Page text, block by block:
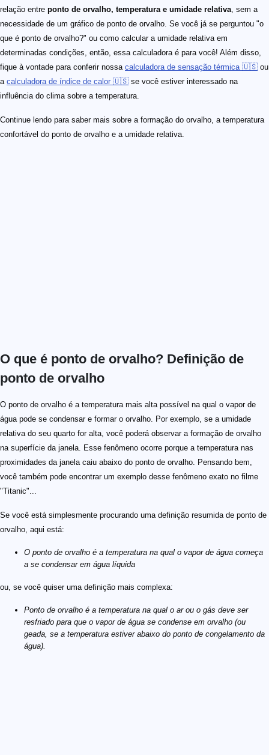
relação entre ponto de orvalho, temperatura e umidade relativa , sem a
necessidade de um gráfico de ponto de orvalho. Se você já se perguntou "o
que é ponto de orvalho?" ou como calcular a umidade relativa em
determinadas condições, então, essa calculadora é para você! Além disso,
fique à vontade para conferir nossa calculadora de sensação térmica 🇺🇸ou
a calculadora de índice de calor 🇺🇸se você estiver interessado na
influência do clima sobre a temperatura.
Continue lendo para saber mais sobre a formação do orvalho, a temperatura
confortável do ponto de orvalho e a umidade relativa.
O que é ponto de orvalho? Definição de
ponto de orvalho
O ponto de orvalho é a temperatura mais alta possível na qual o vapor de
água pode se condensar e formar o orvalho. Por exemplo, se a umidade
relativa do seu quarto for alta, você poderá observar a formação de orvalho
na superfície da janela. Esse fenômeno ocorre porque a temperatura nas
proximidades da janela caiu abaixo do ponto de orvalho. Pensando bem,
você também pode encontrar um exemplo desse fenômeno exato no filme
"Titanic"...
Se você está simplesmente procurando uma definição resumida de ponto de
orvalho, aqui está:
O ponto de orvalho é a temperatura na qual o vapor de água começa
a se condensar em água líquida
ou, se você quiser uma definição mais complexa:
Ponto de orvalho é a temperatura na qual o ar ou o gás deve ser
resfriado para que o vapor de água se condense em orvalho (ou
geada, se a temperatura estiver abaixo do ponto de congelamento da
água).